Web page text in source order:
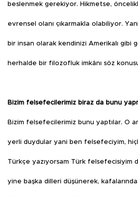
beslenmek gerekiyor. Hikmetse,
evrensel olanı çıkarmakla olabiliyor.
bir insan olarak kendinizi Amerikalı gibi
herhalde bir filozofluk imkânı söz
Bizim felsefecilerimiz biraz da bunu
Bizim felsefecilerimiz bunu yaptılar. O
yerli duydular yani ben felsefeciyim,
Türkçe yazıyorsam Türk felsefecisiyim
yine başka dilleri düşünerek,